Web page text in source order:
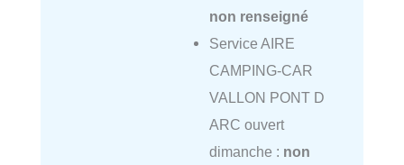
non renseigné
Service AIRE
CAMPING-CAR
VALLON PONT D
ARC ouvert
dimanche : non